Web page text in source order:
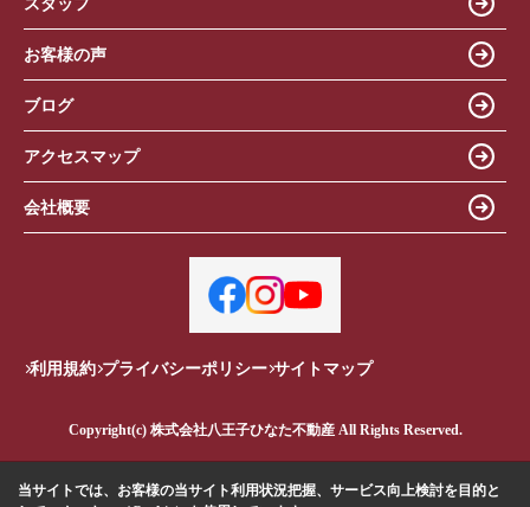
スタッフ
お客様の声
ブログ
アクセスマップ
会社概要
利用規約 プライバシーポリシー サイトマップ
Copyright(c) 株式会社八王子ひなた不動産 All Rights Reserved.
当サイトでは、お客様の当サイト利用状況把握、サービス向上検討を目的と